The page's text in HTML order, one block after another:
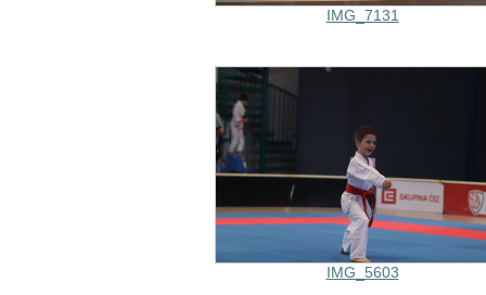
IMG_7131
IMG_5603